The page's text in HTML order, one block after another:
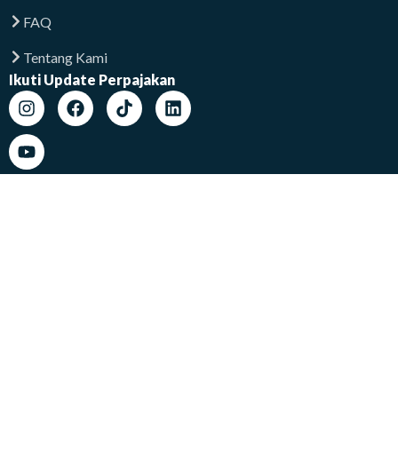
FAQ
Tentang Kami
Ikuti Update Perpajakan